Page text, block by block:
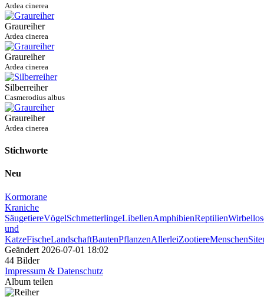
Ardea cinerea
Graureiher
Ardea cinerea
Graureiher
Ardea cinerea
Silberreiher
Casmerodius albus
Graureiher
Ardea cinerea
Stichworte
Neu
Kormorane
Kraniche
SäugetiereVögelSchmetterlingeLibellenAmphibienReptilien
und
KatzeFischeLandschaftBautenPflanzenAllerleiZootiereMenschen
Geändert 2026-07-01 18:02
44 Bilder
Impressum & Datenschutz
Album teilen